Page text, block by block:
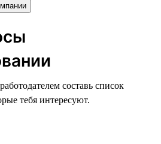
составь список
тебя интересуют.